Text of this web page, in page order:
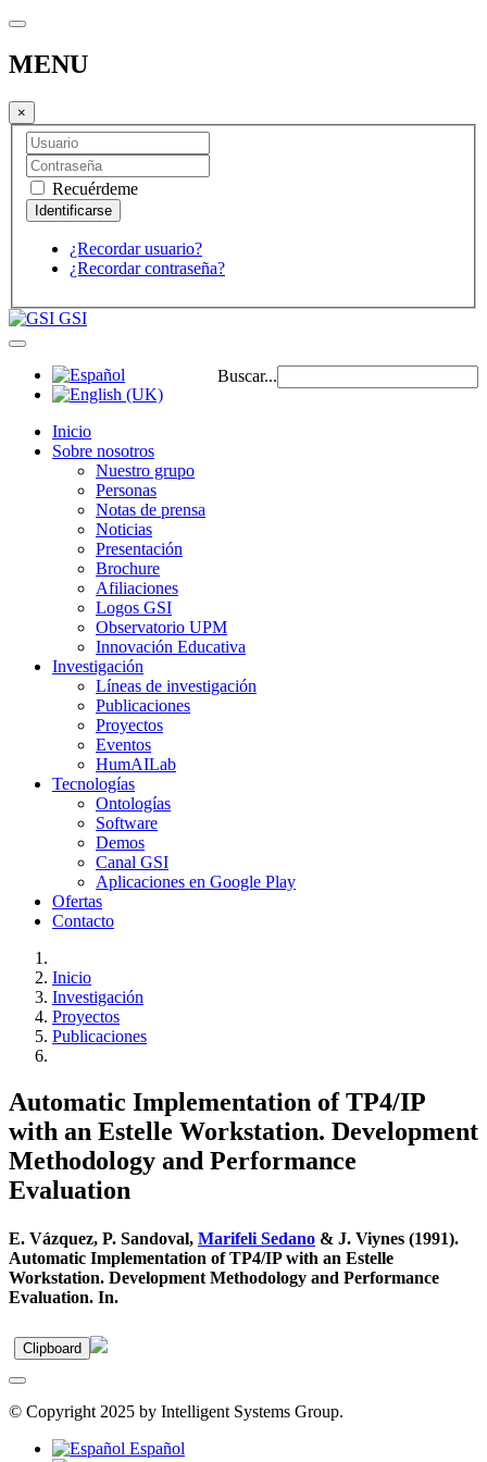
MENU
×
Recuérdeme
¿Recordar usuario?
¿Recordar contraseña?
GSI
Buscar...
Inicio
Sobre nosotros
Nuestro grupo
Personas
Notas de prensa
Noticias
Presentación
Brochure
Afiliaciones
Logos GSI
Observatorio UPM
Innovación Educativa
Investigación
Líneas de investigación
Publicaciones
Proyectos
Eventos
HumAILab
Tecnologías
Ontologías
Software
Demos
Canal GSI
Aplicaciones en Google Play
Ofertas
Contacto
Inicio
Investigación
Proyectos
Publicaciones
Automatic Implementation of TP4/IP
with an Estelle Workstation. Development
Methodology and Performance
Evaluation
E. Vázquez, P. Sandoval, Marifeli Sedano & J. Viynes (1991).
Automatic Implementation of TP4/IP with an Estelle
Workstation. Development Methodology and Performance
Evaluation. In.
Clipboard
© Copyright 2025 by Intelligent Systems Group.
Español